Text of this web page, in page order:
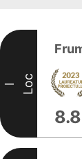
I Loc
8.8